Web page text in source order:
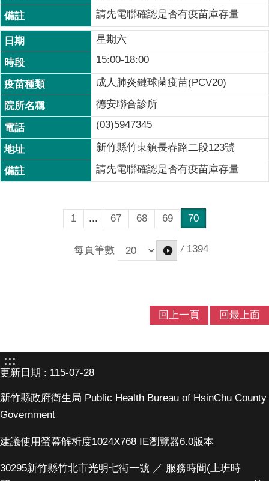
請先電聯確認是否有疫苗庫存量
星期六
15:00-18:00
成人肺炎鏈球菌疫苗(PCV20)
德安聯合診所
(03)5947345
新竹縣竹東鎮長春路二段123號
請先電聯確認是否有疫苗庫存量
1 ... 67 68 69 70
每頁筆數 / 1394
回上一頁 回最上面
:::
更新日期 115-07-28
新竹縣政府衛生局 Public Health Bureau of HsinChu County
Government
建議使用螢幕解析度1024X768 IE瀏覽器6.0版本
30295新竹縣竹北市光明七街一號 ／ 服務時間(上班時